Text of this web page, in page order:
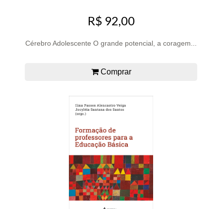
R$ 92,00
Cérebro Adolescente O grande potencial, a coragem...
Comprar